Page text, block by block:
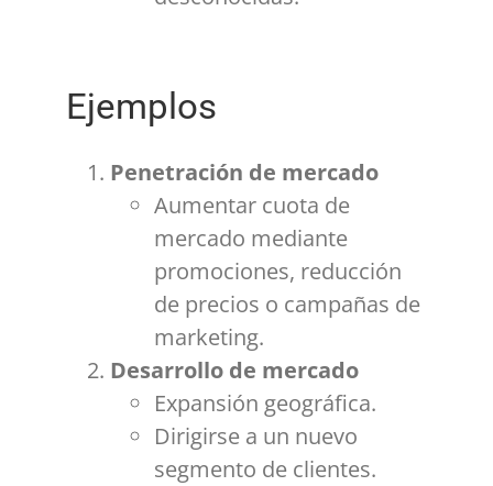
Ejemplos
Penetración de mercado
Aumentar cuota de
mercado mediante
promociones, reducción
de precios o campañas de
marketing.
Desarrollo de mercado
Expansión geográfica.
Dirigirse a un nuevo
segmento de clientes.